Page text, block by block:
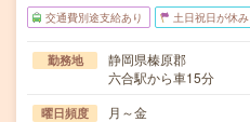
交通費別途支給あり 土日祝日が休み
勤務地
静岡県榛原郡
六合駅から車15分
曜日頻度 月～金